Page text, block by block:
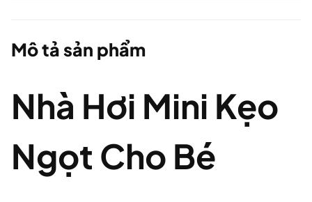
Mô tả sản phẩm
Nhà Hơi Mini Kẹo
Ngọt Cho Bé